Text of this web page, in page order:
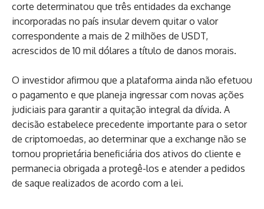
corte determinatou que três entidades da exchange
incorporadas no país insular devem quitar o valor
correspondente a mais de 2 milhões de USDT,
acrescidos de 10 mil dólares a título de danos morais.
O investidor afirmou que a plataforma ainda não efetuou
o pagamento e que planeja ingressar com novas ações
judiciais para garantir a quitação integral da dívida. A
decisão estabelece precedente importante para o setor
de criptomoedas, ao determinar que a exchange não se
tornou proprietária beneficiária dos ativos do cliente e
permanecia obrigada a protegê-los e atender a pedidos
de saque realizados de acordo com a lei.